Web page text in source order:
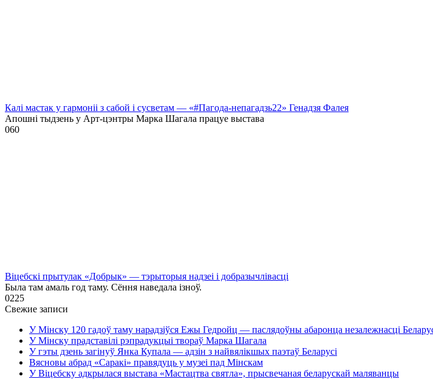
Калі мастак у гармоніі з сабой і сусветам — «#Пагода-непагадзь22» Генадзя Фалея
Апошні тыдзень у Арт-цэнтры Марка Шагала працуе выстава
060
Віцебскі прытулак «‎Добрык»‎ — тэрыторыя надзеі і добразычлівасці
Была там амаль год таму. Сёння наведала ізноў.
0225
Свежие записи
У Мінску 120 гадоў таму нарадзіўся Ежы Гедройц — паслядоўны абаронца незалежнасці
У Мінску прадставілі рэпрадукцыі твораў Марка Шагала
У гэты дзень загінуў Янка Купала — адзін з найвялікшых паэтаў Беларусі
Вясновы абрад «Саракі» правядуць у музеі пад Мінскам
У Віцебску адкрылася выстава «Мастацтва святла», прысвечаная беларускай маляванцы